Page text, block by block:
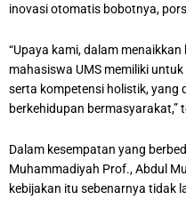
inovasi otomatis bobotnya,
“Upaya kami, dalam
mahasiswa UMS memiliki
serta kompetensi holistik, yang
berkehidupan bermasyarakat,”
Dalam kesempatan yang
Muhammadiyah Prof., Abdul
kebijakan itu sebenarnya tidak